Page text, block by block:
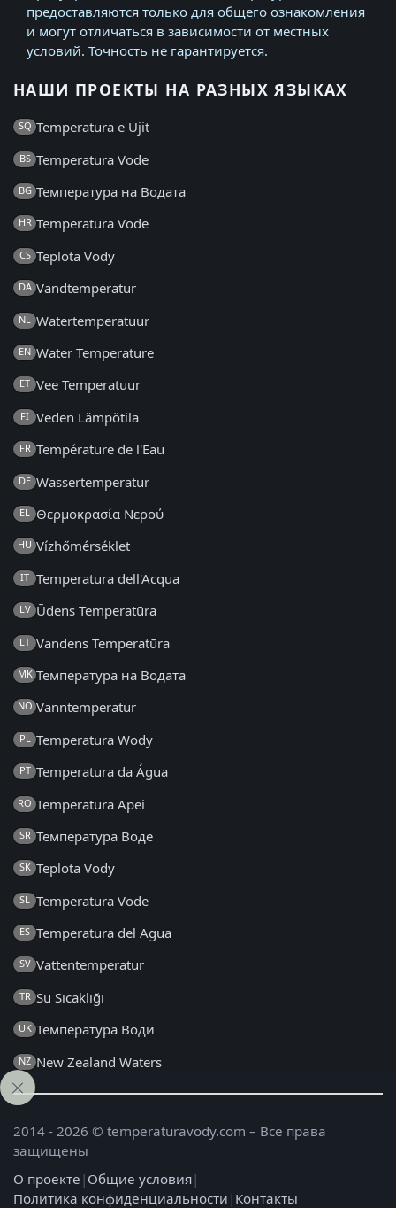
предоставляются только для общего ознакомления
и могут отличаться в зависимости от местных
условий. Точность не гарантируется.
НАШИ ПРОЕКТЫ НА РАЗНЫХ ЯЗЫКАХ
SQ Temperatura e Ujit
BS Temperatura Vode
BG Температура на Водата
HR Temperatura Vode
CS Teplota Vody
DA Vandtemperatur
NL Watertemperatuur
EN Water Temperature
ET Vee Temperatuur
FI Veden Lämpötila
FR Température de l'Eau
DE Wassertemperatur
EL Θερμοκρασία Νερού
HU Vízhőmérséklet
IT Temperatura dell'Acqua
LV Ūdens Temperatūra
LT Vandens Temperatūra
MK Температура на Водата
NO Vanntemperatur
PL Temperatura Wody
PT Temperatura da Água
RO Temperatura Apei
SR Температура Воде
SK Teplota Vody
SL Temperatura Vode
ES Temperatura del Agua
SV Vattentemperatur
TR Su Sıcaklığı
UK Температура Води
NZ New Zealand Waters
2014 - 2026 © temperaturavody.com – Все права
защищены
О проекте | Общие условия|
Политика конфиденциальности | Контакты